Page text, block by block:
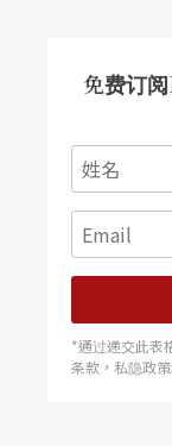
这是和环
海岸公园，虽
认识自然的尊
只有一种方法
的观察，由空
如果我们只看
下踩的史前文
免费订
*通过递交此表
条款，私隐政